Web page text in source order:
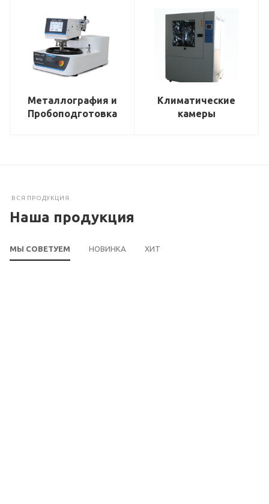
Металлография и
Пробоподготовка
Климатические
камеры
Наша продукция
МЫ СОВЕТУЕМ НОВИНКА ХИТ
ВСЯ ПРОДУКЦИЯ